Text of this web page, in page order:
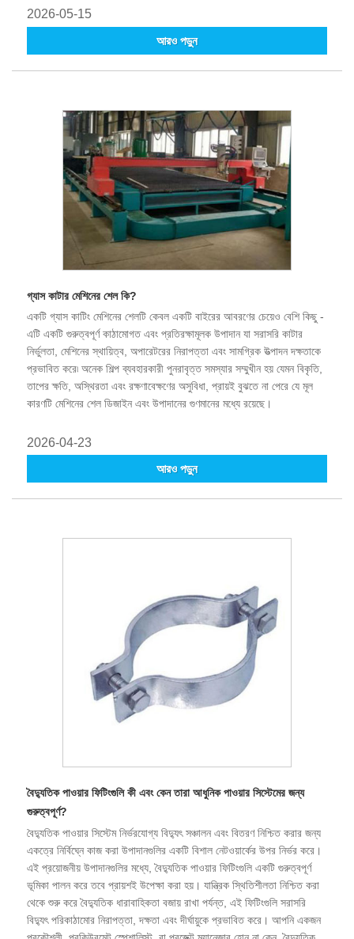
প্রবণতা ব্যাখ্যা করে।
2026-05-15
আরও পড়ুন
গ্যাস কাটার মেশিনের শেল কি?
একটি গ্যাস কাটিং মেশিনের শেলটি কেবল একটি বাইরের আবরণের চেয়েও বেশি কিছু -
এটি একটি গুরুত্বপূর্ণ কাঠামোগত এবং প্রতিরক্ষামূলক উপাদান যা সরাসরি কাটার
নির্ভুলতা, মেশিনের স্থায়িত্ব, অপারেটরের নিরাপত্তা এবং সামগ্রিক উত্পাদন দক্ষতাকে
প্রভাবিত করে৷ অনেক শিল্প ব্যবহারকারী পুনরাবৃত্ত সমস্যার সম্মুখীন হয় যেমন বিকৃতি,
তাপের ক্ষতি, অস্থিরতা এবং রক্ষণাবেক্ষণের অসুবিধা, প্রায়ই বুঝতে না পেরে যে মূল
কারণটি মেশিনের শেল ডিজাইন এবং উপাদানের গুণমানের মধ্যে রয়েছে।
2026-04-23
আরও পড়ুন
বৈদ্যুতিক পাওয়ার ফিটিংগুলি কী এবং কেন তারা আধুনিক পাওয়ার সিস্টেমের জন্য
গুরুত্বপূর্ণ?
বৈদ্যুতিক পাওয়ার সিস্টেম নির্ভরযোগ্য বিদ্যুৎ সঞ্চালন এবং বিতরণ নিশ্চিত করার জন্য
একত্রে নির্বিঘ্নে কাজ করা উপাদানগুলির একটি বিশাল নেটওয়ার্কের উপর নির্ভর করে।
এই প্রয়োজনীয় উপাদানগুলির মধ্যে, বৈদ্যুতিক পাওয়ার ফিটিংগুলি একটি গুরুত্বপূর্ণ
ভূমিকা পালন করে তবে প্রায়শই উপেক্ষা করা হয়। যান্ত্রিক স্থিতিশীলতা নিশ্চিত করা
থেকে শুরু করে বৈদ্যুতিক ধারাবাহিকতা বজায় রাখা পর্যন্ত, এই ফিটিংগুলি সরাসরি
বিদ্যুৎ পরিকাঠামোর নিরাপত্তা, দক্ষতা এবং দীর্ঘায়ুকে প্রভাবিত করে। আপনি একজন